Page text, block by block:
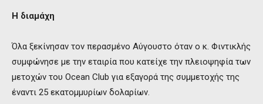
Η διαμάχη
Όλα ξεκίνησαν τον περασμένο Αύγουστο όταν ο κ. Φιντικλής
συμφώνησε με την εταιρία που κατείχε την πλειοψηφία των
μετοχών του Ocean Club για εξαγορά της συμμετοχής της
έναντι 25 εκατομμυρίων δολαρίων.